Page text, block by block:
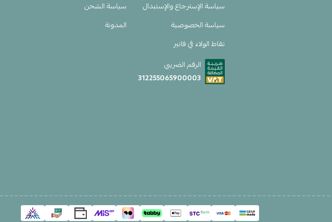
سياسة الإسترجاع والإستبدال
سياسة الشحن
سياسة الخصوصية
المدونة
نقاط الولاء في فانير
الرقم الضريبي
312255065900003